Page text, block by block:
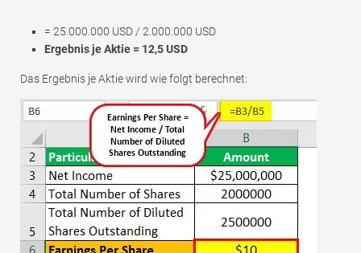
= 25.000.000 USD / 2.000.000 USD
Ergebnis je Aktie = 12,5 USD
Das Ergebnis je Aktie wird wie folgt berechnet: